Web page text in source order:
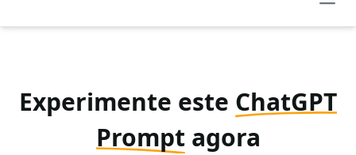
Experimente este ChatGPT
Prompt agora